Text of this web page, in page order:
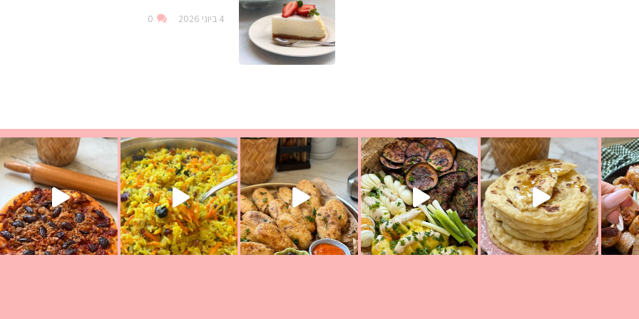
4 ביוני 2026 0
מעול
לאכול משהו אז מה בשבילכם? בפ
פסטל טוניסאי לתשעת הימים, חשבתי מה לחדש לכם ונראה
אורז יצירתי לתשעת הימים ולכבוד שבת קודשלמתכון
פיצה של תשעת הימים ולמה היא נקראת ככה? ההסבר בסרטו